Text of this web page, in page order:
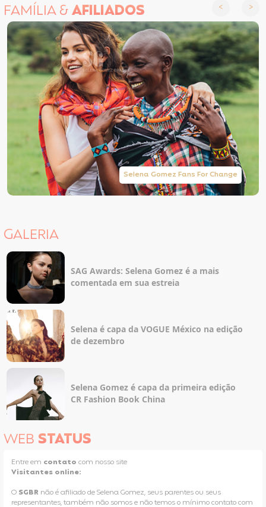
FAMÍLIA &AFILIADOS
Selena Gomez Fans For Change
GALERIA
SAG Awards: Selena Gomez é a mais
comentada em sua estreia
Selena é capa da VOGUE México na edição
de dezembro
Selena Gomez é capa da primeira edição
CR Fashion Book China
WEB STATUS
Entre em contato com nosso site
Visitantes online:
O SGBR não é afiliado de Selena Gomez, seus parentes ou seus
representantes, também não somos e não temos o mínimo contato com